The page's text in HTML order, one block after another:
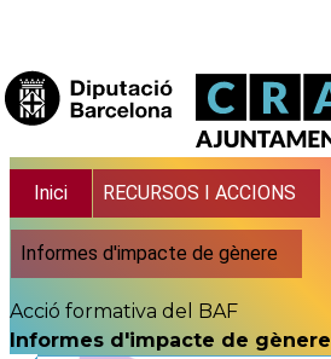
Vés al contingut
Fil d'ariadna
Inici RECURSOS I ACCIONS
Informes d'impacte de gènere
Acció formativa del BAF
Informes d'impacte de gènere